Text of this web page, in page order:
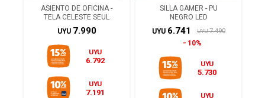
ASIENTO DE OFICINA -
TELA CELESTE SEUL
UYU 7.990
UYU
6.792
UYU
7.191
SILLA GAMER - PU
NEGRO LED
UYU 6.741 UYU 7.490
10%
UYU
5.730
UYU